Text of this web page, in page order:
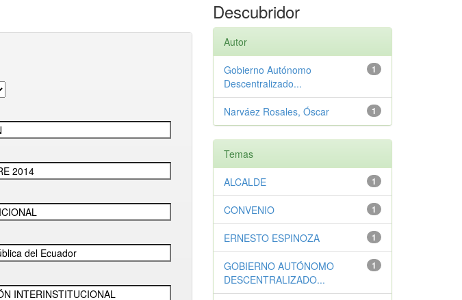
Descubridor
Autor
1
Gobierno Autónomo
Descentralizado...
1
Narváez Rosales, Óscar
Temas
1
ALCALDE
1
CONVENIO
1
ERNESTO ESPINOZA
1
GOBIERNO AUTÓNOMO
DESCENTRALIZADO...